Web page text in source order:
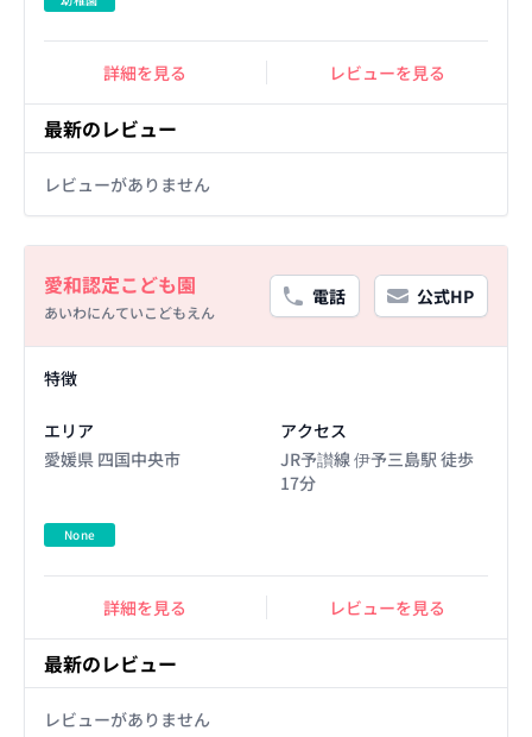
詳細を見る レビューを見る
最新のレビュー
レビューがありません
愛和認定こども園
あいわにんていこどもえん
電話 公式HP
特徴
エリア
愛媛県 四国中央市
アクセス
JR予讃線 伊予三島駅 徒歩
17分
None
詳細を見る レビューを見る
最新のレビュー
レビューがありません